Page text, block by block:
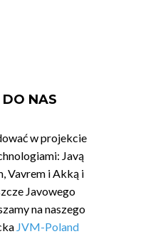
NAS
w projekcie
Javą
Vavrem i Akką i
Javowego
na naszego
JVM-Poland